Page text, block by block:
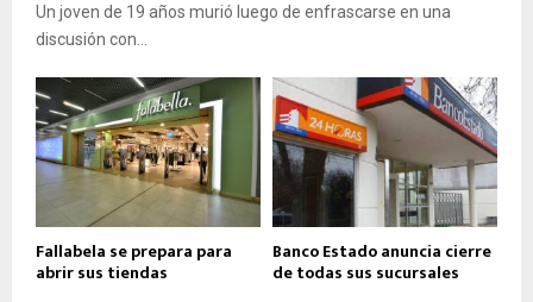
Un joven de 19 años murió luego de enfrascarse en una
discusión con...
Fallabela se prepara para
abrir sus tiendas
Banco Estado anuncia cierre
de todas sus sucursales